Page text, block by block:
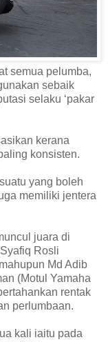
semua pelumba,
sebaik
selaku ‘pakar
kerana
konsisten.
yang boleh
memiliki jentera
juara di
Rosli
Md Adib
(Motul Yamaha
rentak
perlumbaan.
kali iaitu pada